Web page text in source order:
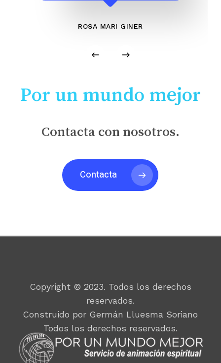
ROSA MARI GINER
Por un mundo mejor
Contacta con nosotros.
Contacta
Copyright © 2023. Todos los derechos
reservados.
Construido por Germán Lluesma Soriano
Todos los derechos reservados.